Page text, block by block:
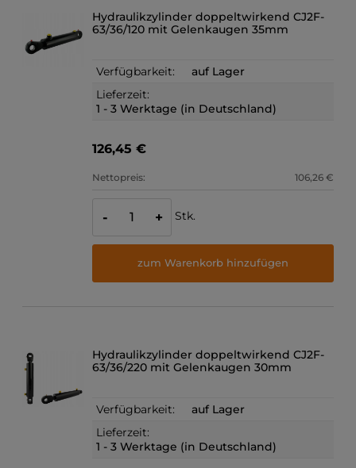
Hydraulikzylinder doppeltwirkend CJ2F-
63/36/120 mit Gelenkaugen 35mm
Verfügbarkeit:
auf Lager
Lieferzeit:
1 - 3 Werktage (in Deutschland)
126,45 €
Nettopreis: 106,26 €
- + Stk.
zum Warenkorb hinzufügen
Hydraulikzylinder doppeltwirkend CJ2F-
63/36/220 mit Gelenkaugen 30mm
Verfügbarkeit:
auf Lager
Lieferzeit:
1 - 3 Werktage (in Deutschland)